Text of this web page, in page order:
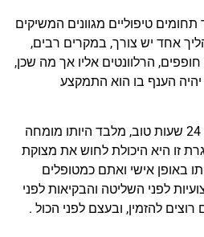
תחומים טיפוליים מגוונים המשיקים
אחד יש צורך, במקרים רבים,
הרלוונטים אליו אך מה שכן,
הענף בו הוא התמקצע
מומחה עזרה ראשונה שיניים 24 שעות טוב, מלבד היותו מומחה
זו היא היכולת לחוש את מצוקת
באופן אישי ואתם כמטופלים
לפני השליטה והבקיאות לפני
להזמין, ובעצם לפני הכול .